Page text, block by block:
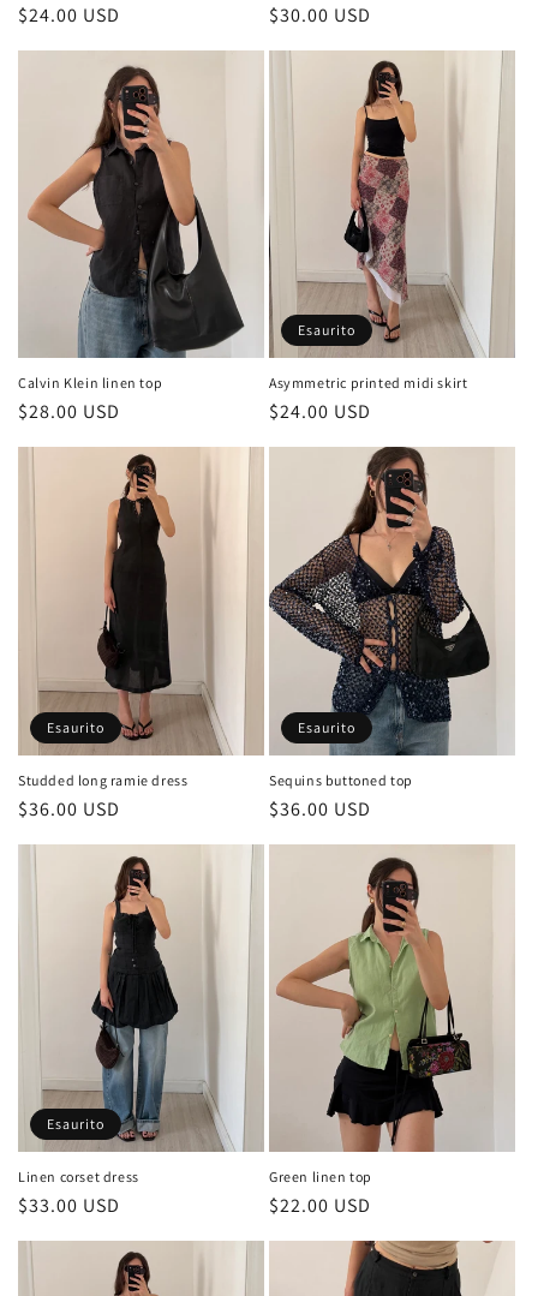
Prezzo
$24.00 USD
Prezzo
$30.00 USD
Calvin Klein linen top
Prezzo
di
$28.00 USD
Esaurito
Asymmetric printed midi skirt
Prezzo
di
$24.00 USD
Esaurito
Studded long ramie dress
Prezzo
$36.00 USD
Esaurito
Sequins buttoned top
Prezzo
$36.00 USD
Esaurito
Linen corset dress
Prezzo
$33.00 USD
Green linen top
Prezzo
$22.00 USD